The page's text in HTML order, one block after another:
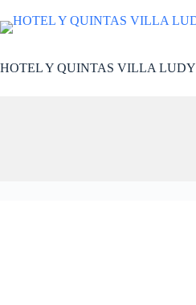
al
contenido
HOTEL Y QUINTAS VILLA LUDY